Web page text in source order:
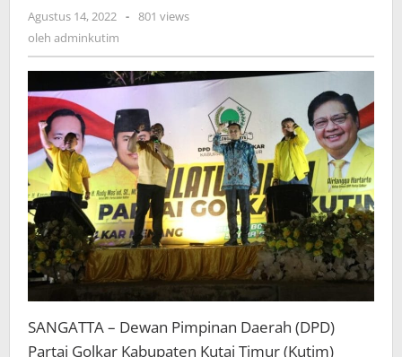
Agustus 14, 2022 oleh
- 801 views
oleh adminkutim
SANGATTA – Dewan Pimpinan Daerah (DPD)
Partai Golkar Kabupaten Kutai Timur (Kutim)